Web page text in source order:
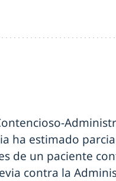
ha estimado
de un paciente
contra la